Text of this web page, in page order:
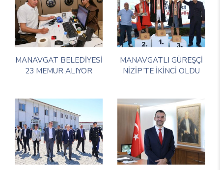
MANAVGAT BELEDİYESİ
23 MEMUR ALIYOR
MANAVGATLI GÜREŞÇİ
NİZİP’TE İKİNCİ OLDU